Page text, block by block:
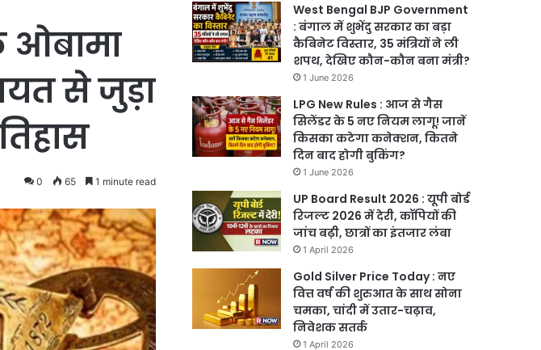
ओबामा
से जुड़ा
0 65 1 minute read
West Bengal BJP Government
: बंगाल में शुभेंदु सरकार का बड़ा
कैबिनेट विस्तार, 35 मंत्रियों ने ली
शपथ, देखिए कौन-कौन बना मंत्री?
1 June 2026
LPG New Rules : आज से गैस
सिलेंडर के 5 नए नियम लागू! जानें
किसका कटेगा कनेक्शन, कितने
दिन बाद होगी बुकिंग?
1 June 2026
UP Board Result 2026 : यूपी बोर्ड
रिजल्ट 2026 में देरी, कॉपियों की
जांच बढ़ी, छात्रों का इंतजार लंबा
1 April 2026
Gold Silver Price Today : नए
वित्त वर्ष की शुरुआत के साथ सोना
चमका, चांदी में उतार-चढ़ाव,
निवेशक सतर्क
1 April 2026